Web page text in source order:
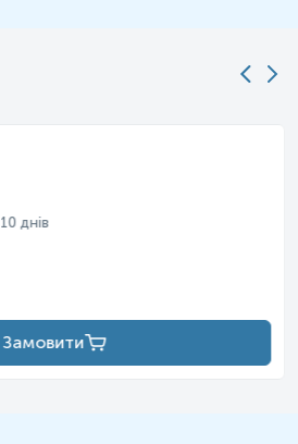
10 днів
Замовити